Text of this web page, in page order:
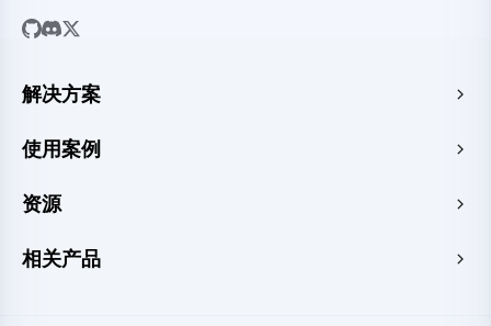
解决方案
SaaS
电子商务
使用案例
免费 HTML 托管
HTML 转 URL
资源
指南
相关产品